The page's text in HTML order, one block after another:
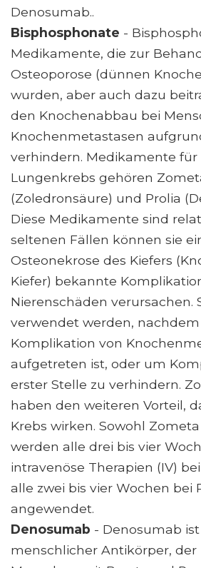
Denosumab..
Bisphosphonate -
Medikamente, die zur
Osteoporose (dünnen
wurden, aber auch dazu
den Knochenabbau bei
Knochenmetastasen
verhindern. Medikamente
Lungenkrebs gehören
(Zoledronsäure) und Prolia
Diese Medikamente sind
seltenen Fällen können sie
Osteonekrose des Kiefers
Kiefer) bekannte
Nierenschäden verursachen.
verwendet werden, nachdem
Komplikation von
aufgetreten ist, oder um
erster Stelle zu verhindern.
haben den weiteren Vorteil,
Krebs wirken. Sowohl
werden alle drei bis vier
intravenöse Therapien (IV)
alle zwei bis vier Wochen bei
angewendet.
Denosumab - Denosumab ist
menschlicher Antikörper, der